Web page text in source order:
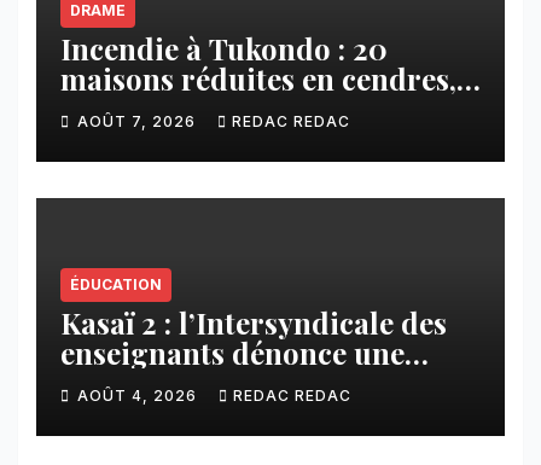
DRAME
Incendie à Tukondo : 20
maisons réduites en cendres,
plusieurs familles sans abri
AOÛT 7, 2026 REDAC REDAC
ÉDUCATION
Kasaï 2 : l’Intersyndicale des
enseignants dénonce une
contribution financière
imposée aux écoles de la
CNCA
AOÛT 4, 2026 REDAC REDAC